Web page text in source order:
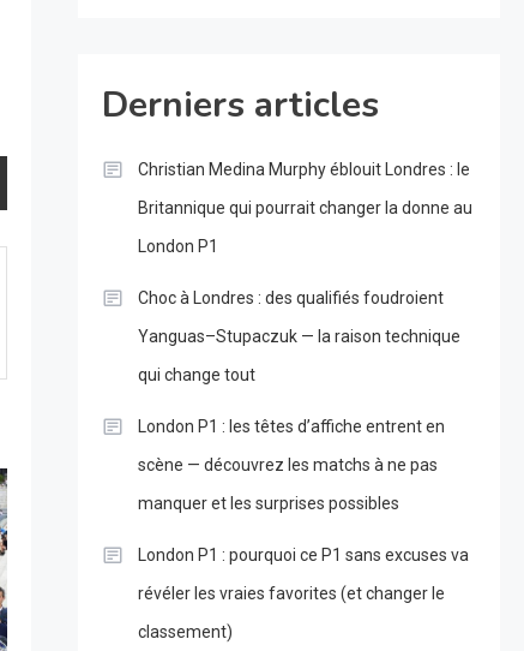
Derniers articles
Christian Medina Murphy éblouit Londres : le
Britannique qui pourrait changer la donne au
London P1
Choc à Londres : des qualifiés foudroient
Yanguas–Stupaczuk — la raison technique
qui change tout
London P1 : les têtes d’affiche entrent en
scène — découvrez les matchs à ne pas
manquer et les surprises possibles
London P1 : pourquoi ce P1 sans excuses va
révéler les vraies favorites (et changer le
classement)